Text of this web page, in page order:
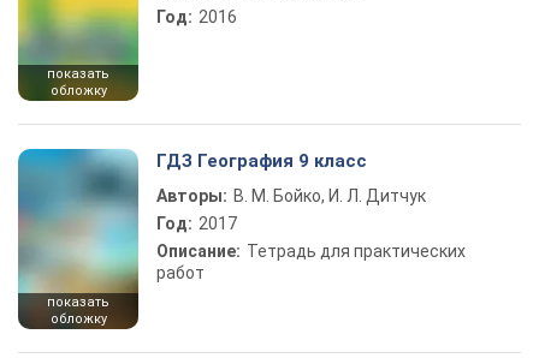
показать
обложку
Год: 2016
показать
обложку
ГДЗ География 9 класс
Авторы: В. М. Бойко, И. Л. Дитчук
Год: 2017
Описание: Тетрадь для практических
работ